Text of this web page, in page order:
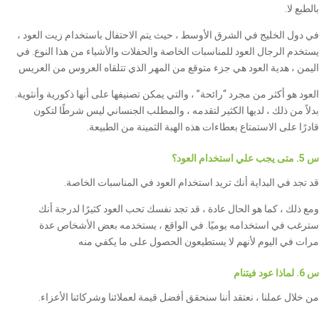
بالطبع لا.
في دول الخليج في الشرق الأوسط ، حيث يتم الاحتفال باستخدام زيت العود ،
يستخدم الرجال العود للمناسبات الخاصة والحفلات والأشياء من هذا النوع. في
اليمن ، هدية العود هي جزء متوقع من المهر الذي تتلقاه العروس من العريس
العود هو أكثر من مجرد “رائحة” ، والتي يمكن تصنيفها على أنها ذكورية وأنثوية.
بدلاً من ذلك ، لديها الكثير لتقدمه ، والمطلب الجنساني ليس شرطًا لتكون
قادرًا على الاستمتاع بعطاءات هذه الهبة الثمينة من الطبيعة.
س 5. متى يجب علي استخدام العود؟
قد تجد في البداية أنك تريد استخدام العود في المناسبات الخاصة.
ومع ذلك ، كما هو الحال عادة ، قد تجد نفسك تحب العود كثيرًا لدرجة أنك
سترغب في استخدامه يوميًا. في الواقع ، يستخدمه بعض الأشخاص عدة
مرات في اليوم لأنهم لا يستطيعون الحصول على ما يكفي منه
س 6. لماذا عود فيتنام
من خلال عملنا ، نعتقد أننا سنحقق أفضل قيمة لعملائنا وشركائنا الأعزاء.